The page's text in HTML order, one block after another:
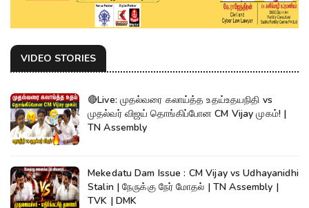
VIDEO STORIES
🔴Live: முதல்வரை கலாய்த்த உதய்உதயநிதி vs
முதல்வர் விஜய் தொங்கிப்போன CM Vijay முகம்! |
TN Assembly
Mekedatu Dam Issue : CM Vijay vs Udhayanidhi
Stalin | நேருக்கு நேர் மோதல் | TN Assembly |
TVK | DMK